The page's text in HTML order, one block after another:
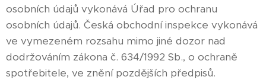
osobních údajů vykonává Úřad pro ochranu
osobních údajů. Česká obchodní inspekce vykonává
ve vymezeném rozsahu mimo jiné dozor nad
dodržováním zákona č. 634/1992 Sb., o ochraně
spotřebitele, ve znění pozdějších předpisů.